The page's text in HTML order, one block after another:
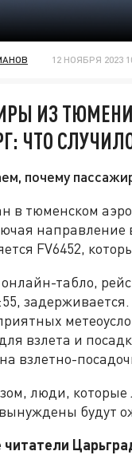
12 НОЯБРЯ 2023
ИЗ ТЮМЕНИ
ЧТО
почему
в тюменском
FV6452,
табло,
взлета и
взлетно-
люди,
будут